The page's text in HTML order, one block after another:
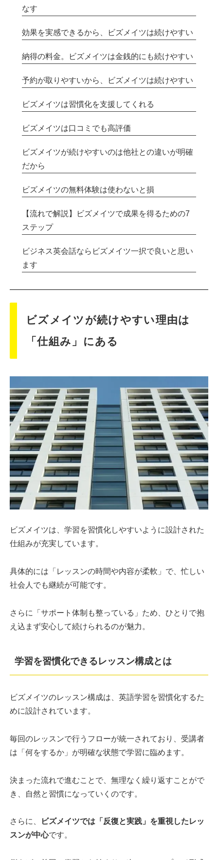
なす
効果を実感できるから、ビズメイツは続けやすい
納得の料金。ビズメイツは金銭的にも続けやすい
予約が取りやすいから、ビズメイツは続けやすい
ビズメイツは習慣化を支援してくれる
ビズメイツは口コミでも高評価
ビズメイツが続けやすいのは他社との違いが明確
だから
ビズメイツの無料体験は使わないと損
【流れで解説】ビズメイツで成果を得るための7
ステップ
ビジネス英会話ならビズメイツ一択で良いと思い
ます
ビズメイツが続けやすい理由は
「仕組み」にある
ビズメイツは、学習を習慣化しやすいように設計された
仕組みが充実しています。
具体的には「レッスンの時間や内容が柔軟」で、忙しい
社会人でも継続が可能です。
さらに「サポート体制も整っている」ため、ひとりで抱
え込まず安心して続けられるのが魅力。
学習を習慣化できるレッスン構成とは
ビズメイツのレッスン構成は、英語学習を習慣化するた
めに設計されています。
毎回のレッスンで行うフローが統一されており、受講者
は「何をするか」が明確な状態で学習に臨めます。
決まった流れで進むことで、無理なく繰り返すことがで
き、自然と習慣になっていくのです。
さらに、
ビズメイツでは「反復と実践」を重視したレッ
スンが中心です。